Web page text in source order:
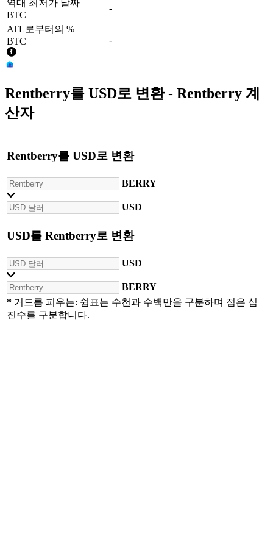
역대 최저가 날짜
BTC
-
ATL로부터의 %
BTC
-
Rentberry를 USD로 변환 - Rentberry 계
산자
Rentberry를 USD로 변환
BERRY
USD
USD를 Rentberry로 변환
USD
BERRY
* 거드름 피우는: 쉼표는 수천과 수백만을 구분하며 점은 십
진수를 구분합니다.